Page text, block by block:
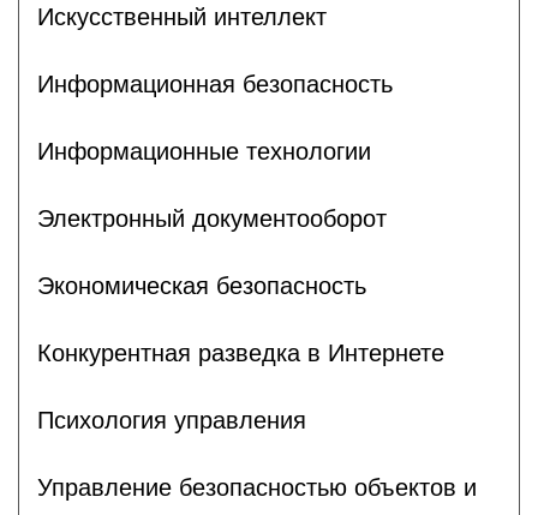
Искусственный интеллект
Информационная безопасность
Информационные технологии
Электронный документооборот
Экономическая безопасность
Конкурентная разведка в Интернете
Психология управления
Управление безопасностью объектов и